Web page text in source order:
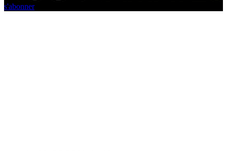
s'abonner